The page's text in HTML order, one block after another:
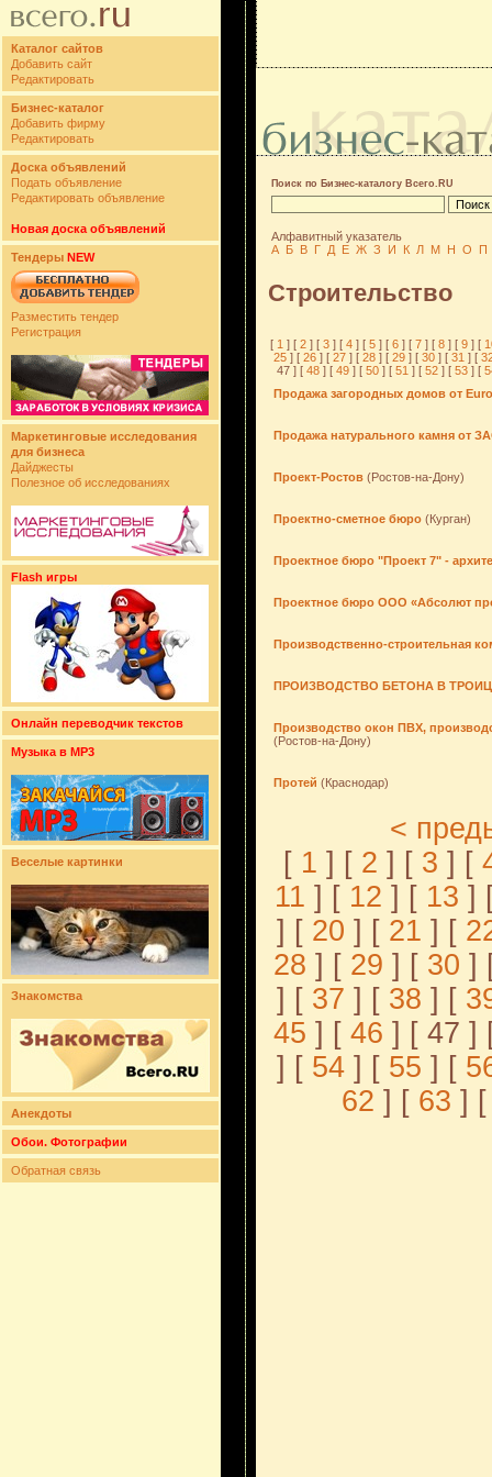
Каталог сайтов
Добавить сайт
Редактировать
Бизнес-каталог
Добавить фирму
Редактировать
Доска объявлений
Подать объявление
Редактировать объявление
Новая доска объявлений
Тендеры NEW
Разместить тендер
Регистрация
Маркетинговые исследования
для бизнеса
Дайджесты
Полезное об исследованиях
Flash игры
Онлайн переводчик текстов
Музыка в MP3
Веселые картинки
Знакомства
Анекдоты
Обои. Фотографии
Обратная связь
Поиск по Бизнес-каталогу Всего.RU
Алфавитный указатель
А Б В Г Д Е Ж З И К Л М Н О П
Строительство
[ 1 ] [ 2 ] [ 3 ] [ 4 ] [ 5 ] [ 6 ] [ 7 ] [ 8 ] [ 9 ] [
25 ] [26 ] [27 ] [28 ] [29 ] [30 ] [31 ] [
47 ] [48 ] [49 ] [50 ] [51 ] [52 ] [53 ] [
Продажа загородных домов от
Продажа натурального камня от
Проект-Ростов (Ростов-на-Дону)
Проектно-сметное бюро (Курган)
Проектное бюро "Проект 7" -
Проектное бюро ООО «Абсолют
Производственно-строительная
ПРОИЗВОДСТВО БЕТОНА В
Производство окон ПВХ,
(Ростов-на-Дону)
Протей (Краснодар)
<
[1 ] [2 ] [3 ] [
11 ] [ 12 ] [ 13 ]
] [ 20 ] [ 21 ] [
28 ] [ 29 ] [ 30 ]
] [ 37 ] [ 38 ] [
45 ] [ 46 ] [ 47 ]
] [ 54 ] [ 55 ] [
62 ] [ 63 ] [